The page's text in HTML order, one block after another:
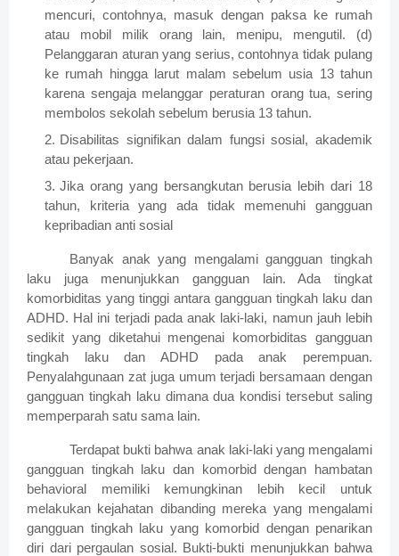
mencuri, contohnya, masuk dengan paksa ke rumah
atau mobil milik orang lain, menipu, mengutil. (d)
Pelanggaran aturan yang serius, contohnya tidak pulang
ke rumah hingga larut malam sebelum usia 13 tahun
karena sengaja melanggar peraturan orang tua, sering
membolos sekolah sebelum berusia 13 tahun.
Disabilitas signifikan dalam fungsi sosial, akademik
atau pekerjaan.
Jika orang yang bersangkutan berusia lebih dari 18
tahun, kriteria yang ada tidak memenuhi gangguan
kepribadian anti sosial
Banyak anak yang mengalami gangguan tingkah
laku juga menunjukkan gangguan lain. Ada tingkat
komorbiditas yang tinggi antara gangguan tingkah laku dan
ADHD. Hal ini terjadi pada anak laki-laki, namun jauh lebih
sedikit yang diketahui mengenai komorbiditas gangguan
tingkah laku dan ADHD pada anak perempuan.
Penyalahgunaan zat juga umum terjadi bersamaan dengan
gangguan tingkah laku dimana dua kondisi tersebut saling
memperparah satu sama lain.
Terdapat bukti bahwa anak laki-laki yang mengalami
gangguan tingkah laku dan komorbid dengan hambatan
behavioral memiliki kemungkinan lebih kecil untuk
melakukan kejahatan dibanding mereka yang mengalami
gangguan tingkah laku yang komorbid dengan penarikan
diri dari pergaulan sosial. Bukti-bukti menunjukkan bahwa